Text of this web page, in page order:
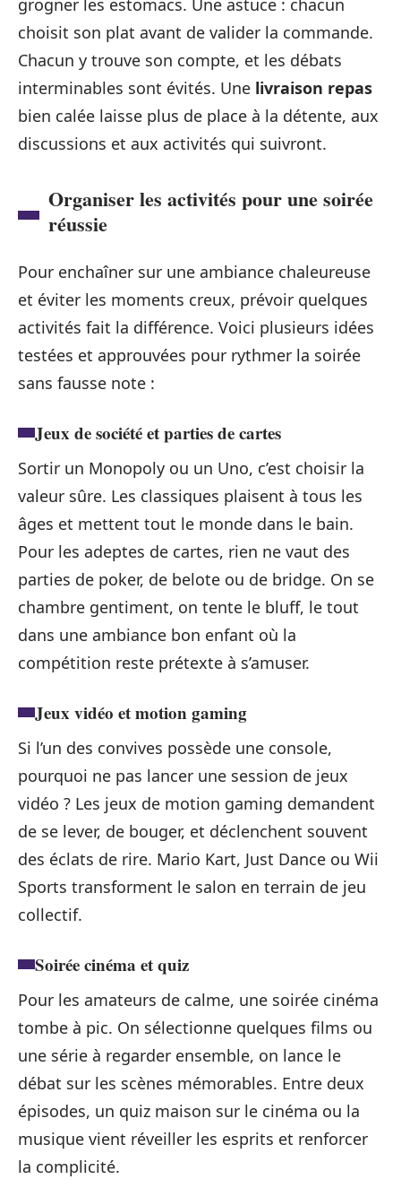
choisit son plat avant de valider la commande.
Chacun y trouve son compte, et les débats
interminables sont évités. Une livraison repas
bien calée laisse plus de place à la détente, aux
discussions et aux activités qui suivront.
Organiser les activités pour une soirée
réussie
Pour enchaîner sur une ambiance chaleureuse
et éviter les moments creux, prévoir quelques
activités fait la différence. Voici plusieurs idées
testées et approuvées pour rythmer la soirée
sans fausse note :
Jeux de société et parties de cartes
Sortir un Monopoly ou un Uno, c’est choisir la
valeur sûre. Les classiques plaisent à tous les
âges et mettent tout le monde dans le bain.
Pour les adeptes de cartes, rien ne vaut des
parties de poker, de belote ou de bridge. On se
chambre gentiment, on tente le bluff, le tout
dans une ambiance bon enfant où la
compétition reste prétexte à s’amuser.
Jeux vidéo et motion gaming
Si l’un des convives possède une console,
pourquoi ne pas lancer une session de jeux
vidéo ? Les jeux de motion gaming demandent
de se lever, de bouger, et déclenchent souvent
des éclats de rire. Mario Kart, Just Dance ou Wii
Sports transforment le salon en terrain de jeu
collectif.
Soirée cinéma et quiz
Pour les amateurs de calme, une soirée cinéma
tombe à pic. On sélectionne quelques films ou
une série à regarder ensemble, on lance le
débat sur les scènes mémorables. Entre deux
épisodes, un quiz maison sur le cinéma ou la
musique vient réveiller les esprits et renforcer
la complicité.